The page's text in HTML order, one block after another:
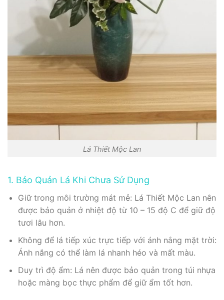
Lá Thiết Mộc Lan
1. Bảo Quản Lá Khi Chưa Sử Dụng
Giữ trong môi trường mát mẻ: Lá Thiết Mộc Lan nên
được bảo quản ở nhiệt độ từ 10 – 15 độ C để giữ độ
tươi lâu hơn.
Không để lá tiếp xúc trực tiếp với ánh nắng mặt trời:
Ánh nắng có thể làm lá nhanh héo và mất màu.
Duy trì độ ẩm: Lá nên được bảo quản trong túi nhựa
hoặc màng bọc thực phẩm để giữ ẩm tốt hơn.